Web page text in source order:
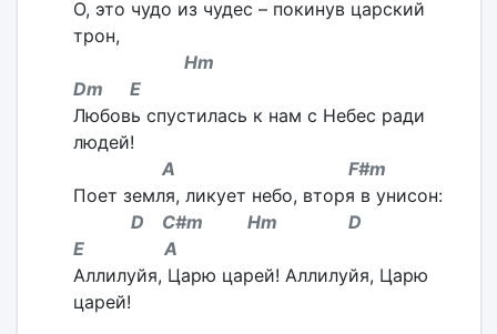
О, это чудо из чудес – покинув царский
трон,
Hm
Dm E
Любовь спустилась к нам с Небес ради
людей!
A F#m
Поет земля, ликует небо, вторя в унисон:
D C#m Hm D
E A
Аллилуйя, Царю царей! Аллилуйя, Царю
царей!